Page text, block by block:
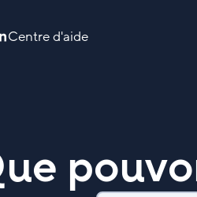
Centre d'aide